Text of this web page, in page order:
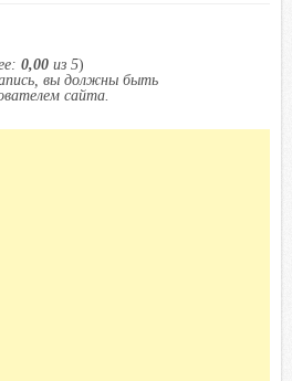
0,00 из 5)
вы должны быть
сайта.